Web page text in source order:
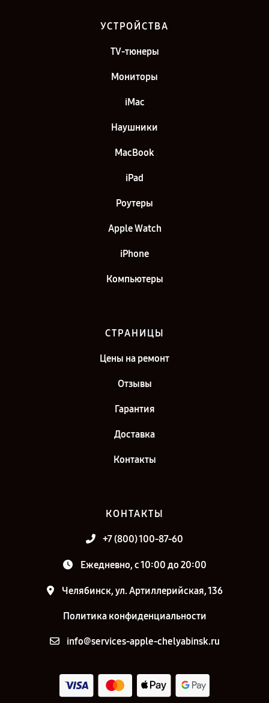
УСТРОЙСТВА
TV-тюнеры
Мониторы
iMac
Наушники
MacBook
iPad
Роутеры
Apple Watch
iPhone
Компьютеры
СТРАНИЦЫ
Цены на ремонт
Отзывы
Гарантия
Доставка
Контакты
КОНТАКТЫ
+7 (800) 100-87-60
Ежедневно, с 10:00 до 20:00
Челябинск, ул. Артиллерийская, 136
Политика конфиденциальности
info@services-apple-chelyabinsk.ru